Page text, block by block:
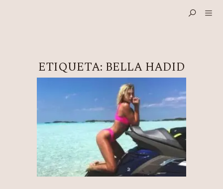
ETIQUETA: BELLA HADID